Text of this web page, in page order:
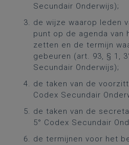
Secundair Onderwijs);
de wijze waarop leden
punt op de agenda van
zetten en de termijn
gebeuren (art. 93, § 1,
Secundair Onderwijs);
de taken van de
Codex Secundair
de taken van de
5° Codex Secundair
de termijnen voor het